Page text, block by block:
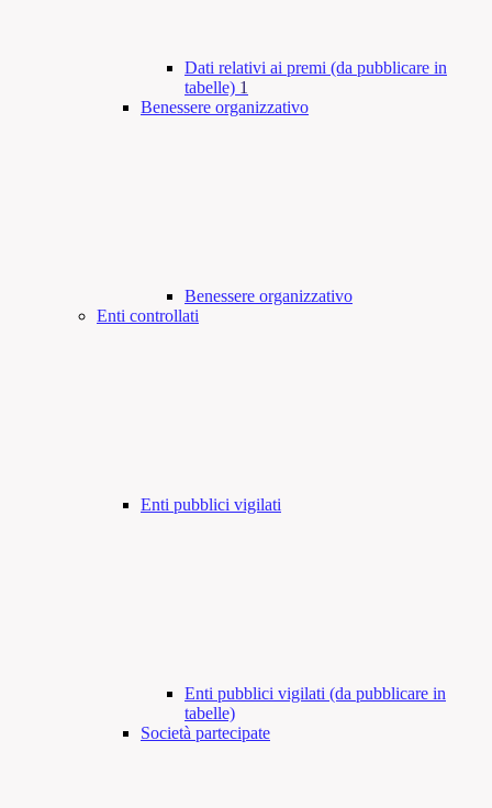
Dati relativi ai premi (da pubblicare in
tabelle) 1
Benessere organizzativo
Benessere organizzativo
Enti controllati
Enti pubblici vigilati
Enti pubblici vigilati (da pubblicare in
tabelle)
Società partecipate